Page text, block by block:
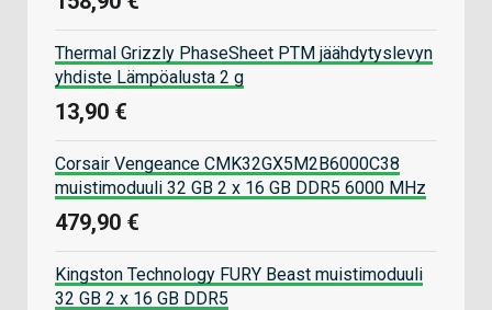
Thermal Grizzly PhaseSheet PTM jäähdytyslevyn
yhdiste Lämpöalusta 2 g
13,90 €
Corsair Vengeance CMK32GX5M2B6000C38
muistimoduuli 32 GB 2 x 16 GB DDR5 6000 MHz
479,90 €
Kingston Technology FURY Beast muistimoduuli
32 GB 2 x 16 GB DDR5